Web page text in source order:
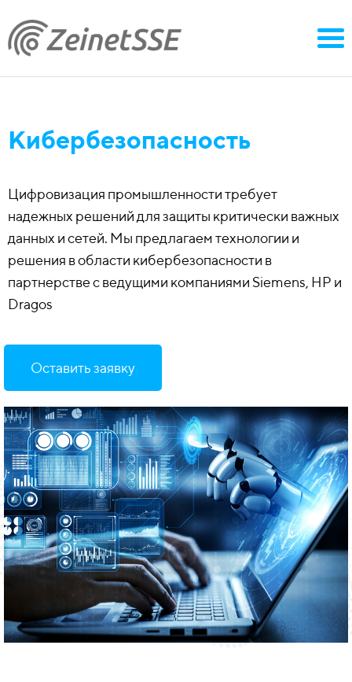
Кибербезопасность
Цифровизация промышленности требует
надежных решений для защиты критически важных
данных и сетей. Мы предлагаем технологии и
решения в области кибербезопасности в
партнерстве с ведущими компаниями Siemens, HP и
Dragos
Оставить заявку